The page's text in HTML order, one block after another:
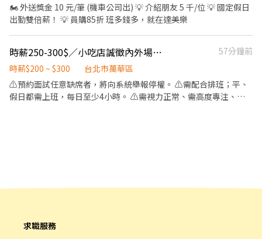
🏍️ 外送獎金 10 元/筆 (機車公司出) 💡 介紹朋友 5 千/位 💡 國定假日
出勤雙倍薪！ 💡 員購85折 班多錢多，就在達美樂
時薪250-300$／小吃店誠徵內外場計時人員
57分鐘前
時薪$200 ~ $300
台北市萬華區
⚠️預約面試任意缺席者，將向系統舉報停權。 ⚠️需配合排班；平、
假日都需上班，每日至少4小時。 ⚠️需視力正常、需高度專注、需
餐、收桌、帶位。替工作人員分擔工作量。 / 1、有切檯經驗者（切
肉、切小菜），薪水可議。 2、有長期餐飲經驗者請毛遂自薦。 3、
求職服務